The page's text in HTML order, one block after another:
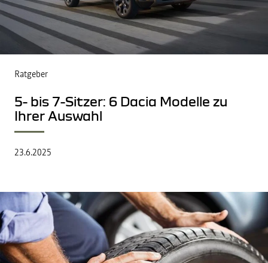
Ratgeber
5- bis 7-Sitzer: 6 Dacia Modelle zu
Ihrer Auswahl
23.6.2025